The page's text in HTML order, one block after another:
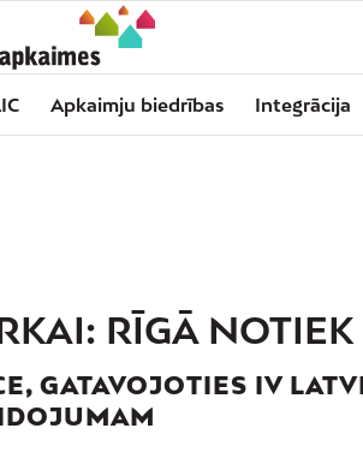
Apkaimju biedrības Integrācija
RĪGĀ NOTIEK
GATAVOJOTIES IV